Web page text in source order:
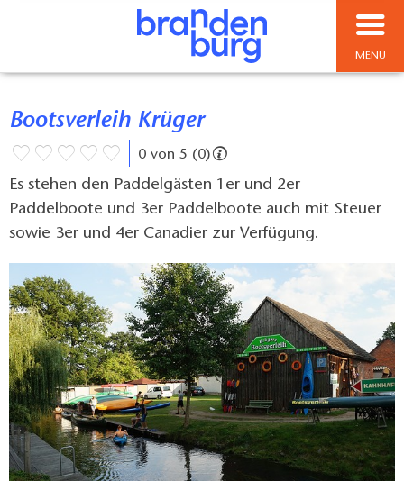
MENÜ
Bootsverleih Krüger
0 von 5 (0)
Es stehen den Paddelgästen 1er und 2er
Paddelboote und 3er Paddelboote auch mit Steuer
sowie 3er und 4er Canadier zur Verfügung.